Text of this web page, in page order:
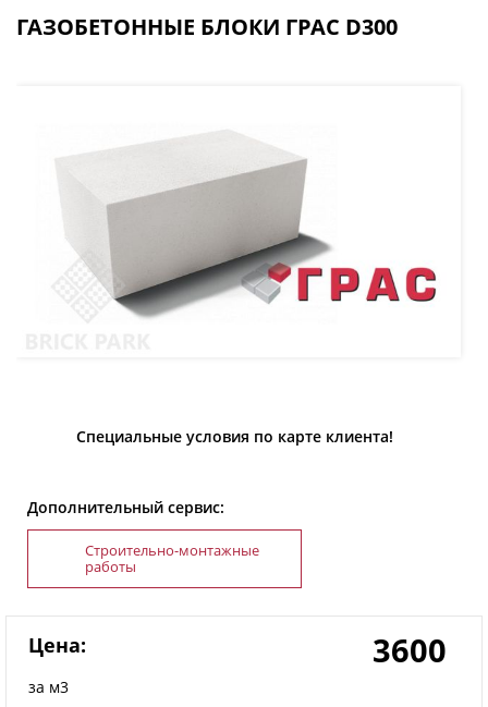
ГАЗОБЕТОННЫЕ БЛОКИ ГРАС D300
Специальные условия по карте клиента!
Дополнительный сервис:
Строительно-монтажные
работы
Цена:
за м3
3600